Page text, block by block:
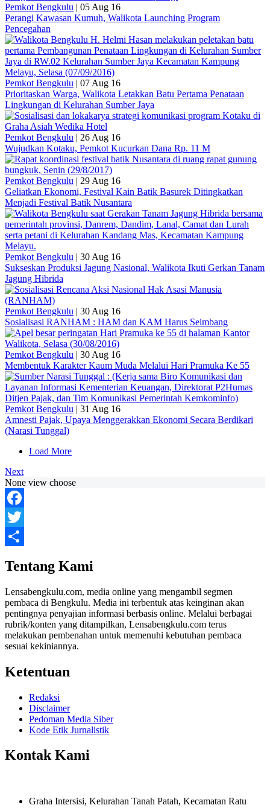
Pemkot Bengkulu | 05 Aug 16
Perangi Kawasan Kumuh, Walikota Launching Program
Pencegahan
Pemkot Bengkulu | 07 Aug 16
Prioritaskan Warga, Walikota Letakkan Batu Pertama Penataan
Lingkungan di Kelurahan Sumber Jaya
Pemkot Bengkulu | 26 Aug 16
Wujudkan Kotaku, Pemkot Kucurkan Dana Rp. 11 M
Pemkot Bengkulu | 29 Aug 16
Geliatkan Ekonomi, Festival Kain Batik Basurek Ditingkatkan
Menjadi Festival Batik Nusantara
Pemkot Bengkulu | 30 Aug 16
Sukseskan Produksi Jagung Nasional, Walikota Ikuti Gerkan Tanam
Jagung Hibrida
Pemkot Bengkulu | 30 Aug 16
Sosialisasi RANHAM : HAM dan KAM Harus Seimbang
Pemkot Bengkulu | 30 Aug 16
Membentuk Karakter Kaum Muda Melalui Hari Pramuka Ke 55
Pemkot Bengkulu | 31 Aug 16
Amnesti Pajak, Upaya Menggerakkan Ekonomi Secara Berdikari
(Narasi Tunggal)
Load More
Next
None view choose
Facebook
Twitter
Tentang Kami
Lensabengkulu.com, media online yang mengambil segmen
pembaca di Bengkulu. Media ini terbentuk atas keinginan akan
pentingnya penyajian informasi berbasis online. Melalui berbagai
rubrik/konten yang ditampilkan, Lensabengkulu.com terus
melakukan pembenahan untuk memenuhi kebutuhan pembaca
sesuai kekiniannya.
Ketentuan
Redaksi
Disclaimer
Pedoman Media Siber
Kode Etik Jurnalistik
Kontak Kami
Graha Intersisi, Kelurahan Tanah Patah, Kecamatan Ratu